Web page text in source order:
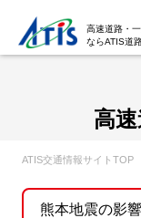
高速道路・
ならATIS道
高
ATIS交通情報サイトTOP
熊本地震の影